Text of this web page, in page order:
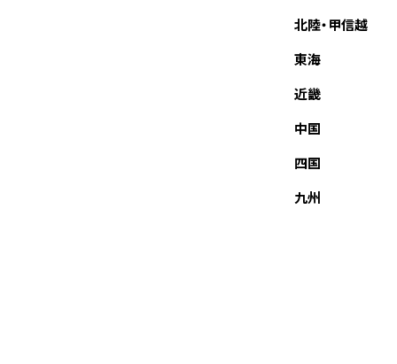
北陸・甲信越
東海
近畿
中国
四国
九州